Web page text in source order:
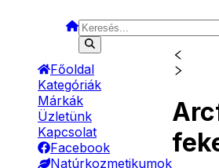
Főoldal
Kategóriák
Márkák
Üzletünk
Kapcsolat
Facebook
Natúrkozmetikumok